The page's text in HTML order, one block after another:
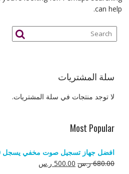
can help.
سلة المشتريات
لا توجد منتجات في سلة المشتريات.
Most Popular
افضل جهاز تسجيل صوت مخفي يسجل 20 يوم متواصلة.
680.00 ر.س السعر
500.00 ر.سالسعر